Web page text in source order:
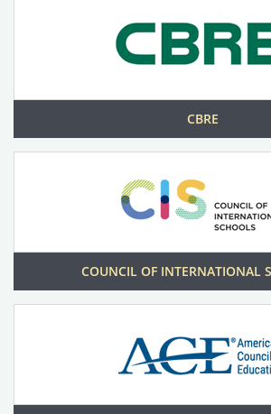
CBRE
COUNCIL OF INTERNATIONAL